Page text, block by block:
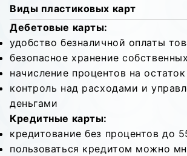
Виды пластиковых карт
Дебетовые карты:
удобство безналичной оплаты
безопасное хранение
начисление процентов на
контроль над расходами и
деньгами
Кредитные карты:
кредитование без процентов до
пользоваться кредитом можно